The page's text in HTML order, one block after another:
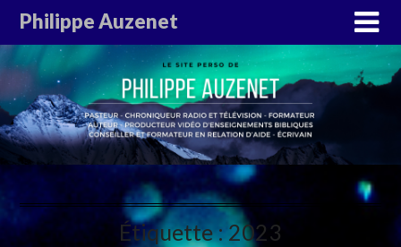
Philippe Auzenet
Étiquette :2023